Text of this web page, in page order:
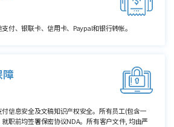
付、银联卡、信用卡、Paypal和银行转帐。
信息安全及文稿知识产权安全。所有员工(包含一
职前均签署保密协议NDA。所有客户文件, 均由严